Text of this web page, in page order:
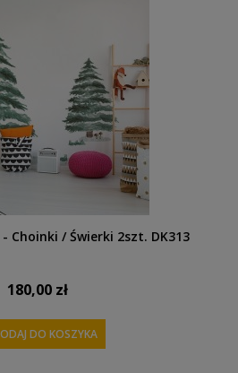
Choinki / Świerki 2szt. DK313
180,00 zł
DO KOSZYKA